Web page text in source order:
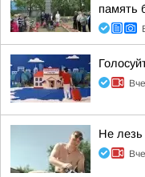
память
Не лезь